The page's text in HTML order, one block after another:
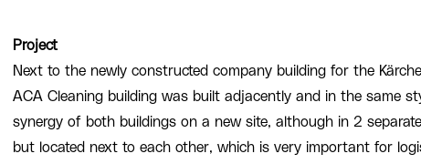
Project
Next to the newly constructed company building for the
ACA Cleaning building was built adjacently and in the same
synergy of both buildings on a new site, although in 2
but located next to each other, which is very important for